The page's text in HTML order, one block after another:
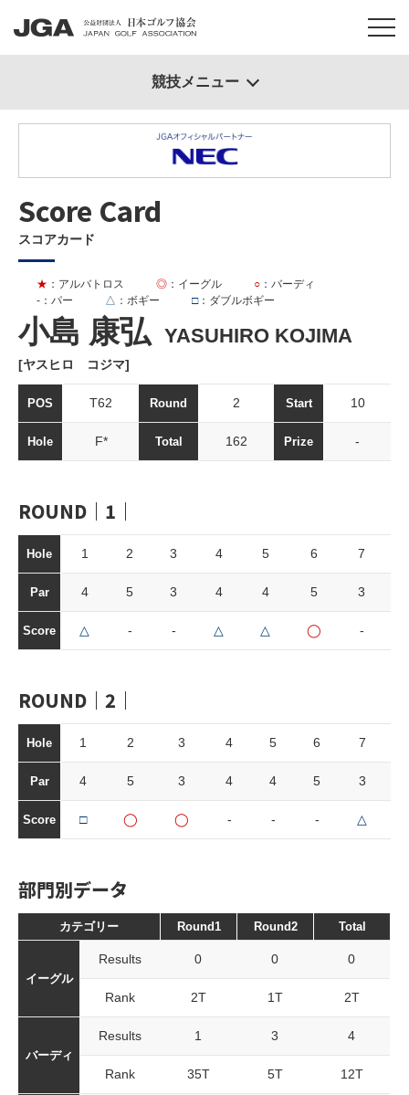
Score Card
スコアカード
小島 康弘 YASUHIRO KOJIMA
[ヤスヒロ コジマ]
★ ：アルバトロス ◎ ：イーグル ○ ：バーディ
- ：パー △ ：ボギー □：ダブルボギー
POS T62 Round 2 Start 10
Hole F* Total 162 Prize -
ROUND｜1｜
Hole 1 2 3 4 5 6 7
Par 4 5 3 4 4 5 3
Score △ - - △ △ ◯ -
ROUND｜2｜
Hole 1 2 3 4 5 6 7
Par 4 5 3 4 4 5 3
Score □ ◯ ◯ - - - △
部門別データ
カテゴリー Round1 Round2 Total
イーグル
Results 0 0 0
Rank 2T 1T 2T
バーディ
Results 1 3 4
Rank 35T 5T 12T
競技メニュー